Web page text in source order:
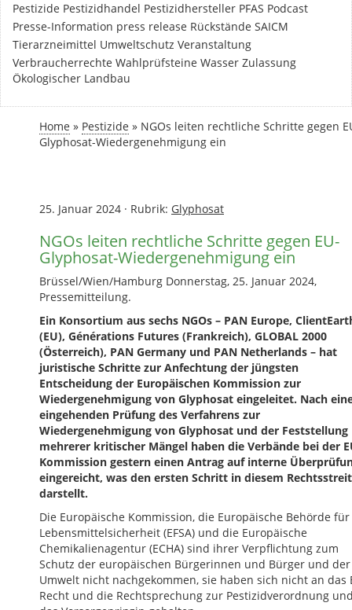
Pestizide Pestizidhandel Pestizidhersteller PFAS Podcast
Presse-Information press release Rückstände SAICM
Tierarzneimittel Umweltschutz Veranstaltung
Verbraucherrechte Wahlprüfsteine Wasser Zulassung
Ökologischer Landbau
Home » Pestizide » NGOs leiten rechtliche Schritte gegen
Glyphosat-Wiedergenehmigung ein
25. Januar 2024 · Rubrik: Glyphosat
NGOs leiten rechtliche Schritte gegen EU-
Glyphosat-Wiedergenehmigung ein
Brüssel/Wien/Hamburg Donnerstag, 25. Januar 2024,
Pressemitteilung.
Ein Konsortium aus sechs NGOs – PAN Europe,
(EU), Générations Futures (Frankreich), GLOBAL 2000
(Österreich), PAN Germany und PAN Netherlands – hat
juristische Schritte zur Anfechtung der jüngsten
Entscheidung der Europäischen Kommission zur
Wiedergenehmigung von Glyphosat eingeleitet. Nach
eingehenden Prüfung des Verfahrens zur
Wiedergenehmigung von Glyphosat und der Feststellung
mehrerer kritischer Mängel haben die Verbände bei der
Kommission gestern einen Antrag auf interne
eingereicht, was den ersten Schritt in diesem Rechtsstreit
darstellt.
Die Europäische Kommission, die Europäische Behörde für
Lebensmittelsicherheit (EFSA) und die Europäische
Chemikalienagentur (ECHA) sind ihrer Verpflichtung zum
Schutz der europäischen Bürgerinnen und Bürger und der
Umwelt nicht nachgekommen, sie haben sich nicht an das
Recht und die Rechtsprechung zur Pestizidverordnung